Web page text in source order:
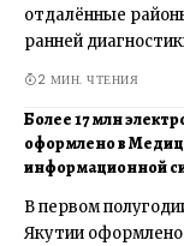
отдалённые
ранней
2 МИН. ЧТЕНИЯ
Более 17 млн
оформлено в
информационной
В первом
Якутии